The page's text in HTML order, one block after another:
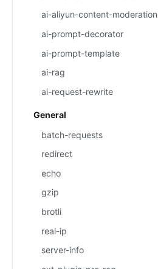
ai-aliyun-content-moderation
ai-prompt-decorator
ai-prompt-template
ai-rag
ai-request-rewrite
General
batch-requests
redirect
echo
gzip
brotli
real-ip
server-info